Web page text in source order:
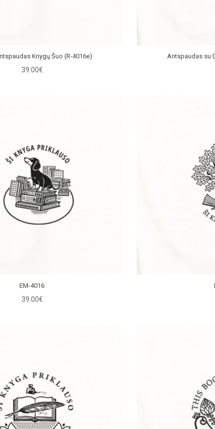
Knygų Šuo (R-4016e)
39.00€
Antspaudas su
EM-4016
39.00€